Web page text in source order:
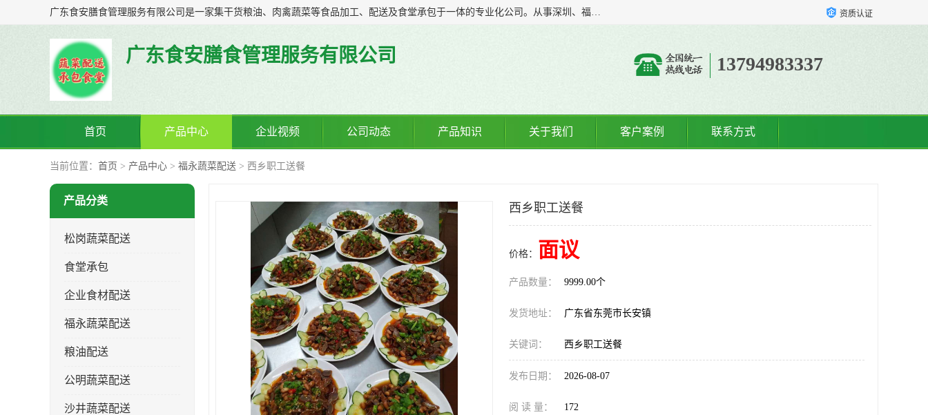
广东食安膳食管理服务有限公司是一家集干货粮油、肉禽蔬菜等食品加工、配送及食堂承包于一体的专业化公司。从事深圳、福永、公明、沙井、松岗等地区的蔬菜配送服务。 专业的服务队伍，以及完善的服务机制，经过多年的努力拼搏，赢得了广大客户的信赖和支持。 资质认证
广东食安膳食管理服务有限公司 13794983337
首页 产品中心 企业视频 公司动态 产品知识 关于我们 客户案例 联系方式
当前位置： 首页 > 产品中心 > 福永蔬菜配送 > 西乡职工送餐
产品分类
松岗蔬菜配送
食堂承包
企业食材配送
福永蔬菜配送
粮油配送
公明蔬菜配送
沙井蔬菜配送
西乡职工送餐
价格： 面议
产品数量： 9999.00个
发货地址： 广东省东莞市长安镇
关键词： 西乡职工送餐
发布日期： 2026-08-07
阅 读 量： 172